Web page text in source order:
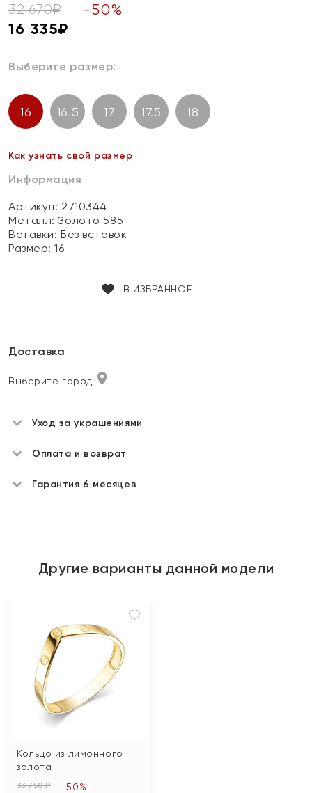
32 670₽ -50%
16 335₽
Выберите размер:
16 16.5 17 17.5 18
Как узнать свой размер
Информация
Артикул: 2710344
Металл:Золото 585
Вставки:Без вставок
Размер:16
В ИЗБРАННОЕ
Доставка
Выберите город
Уход за украшениями
Оплата и возврат
Гарантия 6 месяцев
Другие варианты данной модели
Кольцо из лимонного
золота
33 750 ₽ -50%